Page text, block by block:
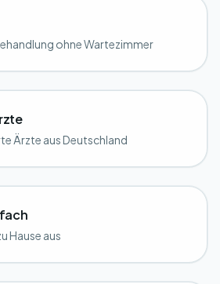
ohne Wartezimmer
Ärzte aus Deutschland
Hause aus